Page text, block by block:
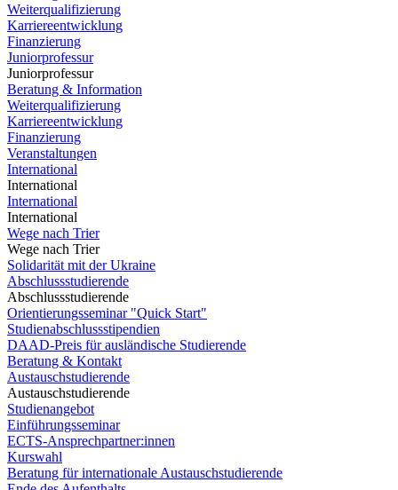
Weiterqualifizierung
Karriereentwicklung
Finanzierung
Juniorprofessur
Juniorprofessur
Beratung & Information
Weiterqualifizierung
Karriereentwicklung
Finanzierung
Veranstaltungen
International
International
International
International
Wege nach Trier
Wege nach Trier
Solidarität mit der Ukraine
Abschlussstudierende
Abschlussstudierende
Orientierungsseminar "Quick Start"
Studienabschlussstipendien
DAAD-Preis für ausländische Studierende
Beratung & Kontakt
Austauschstudierende
Austauschstudierende
Studienangebot
Einführungsseminar
ECTS-Ansprechpartner:innen
Kurswahl
Beratung für internationale Austauschstudierende